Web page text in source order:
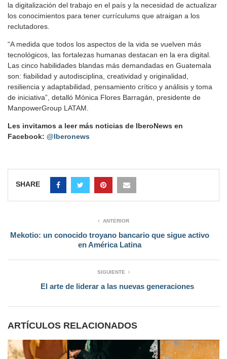
la digitalización del trabajo en el país y la necesidad de actualizar
los conocimientos para tener currículums que atraigan a los
reclutadores.
“A medida que todos los aspectos de la vida se vuelven más
tecnológicos, las fortalezas humanas destacan en la era digital.
Las cinco habilidades blandas más demandadas en Guatemala
son: fiabilidad y autodisciplina, creatividad y originalidad,
resiliencia y adaptabilidad, pensamiento crítico y análisis y toma
de iniciativa”, detalló Mónica Flores Barragán, presidente de
ManpowerGroup LATAM.
Les invitamos a leer más noticias de IberoNews en
Facebook: @Iberonews
SHARE
ANTERIOR
Mekotio: un conocido troyano bancario que sigue activo
en América Latina
SIGUIENTE
El arte de liderar a las nuevas generaciones
ARTÍCULOS RELACIONADOS